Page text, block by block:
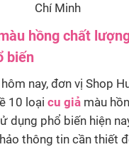
Chí Minh
hồng chất
biến
nay, đơn vị Shop
10 loại cu giả màu
dụng phổ biến hiện
thông tin cần thiết